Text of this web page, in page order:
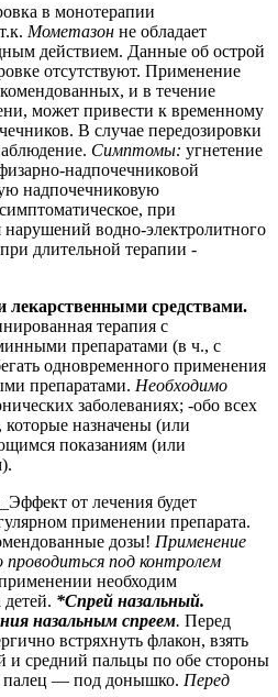
в монотерапии
Мометазон не обладает
действием. Данные об острой
отсутствуют. Применение
и в течение
может привести к временному
В случае передозировки
Симптомы: угнетение
надпочечниковой
надпочечниковую
при
нарушений водно-электролитного
длительной терапии -
лекарственными средствами.
терапия с
препаратами (в ч., с
одновременного применения
препаратами. Необходимо
заболеваниях; -обо всех
которые назначены (или
показаниям (или
_Эффект от лечения будет
применении препарата.
дозы! Применение
под контролем
необходим
*Спрей назальный.
назальным спреем. Перед
встряхнуть флакон, взять
и средний пальцы по обе стороны
палец — под донышко. Перед